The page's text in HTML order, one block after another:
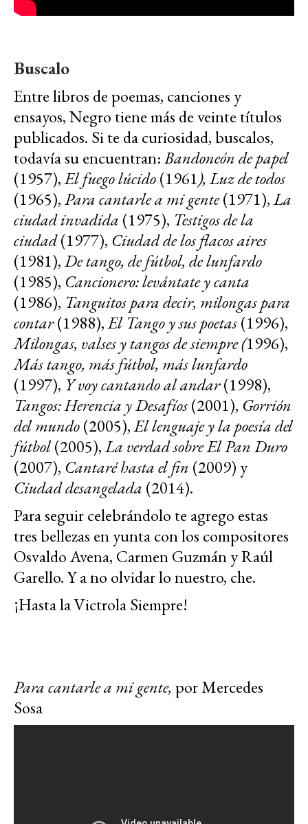
Buscalo
Entre libros de poemas, canciones y
ensayos, Negro tiene más de veinte títulos
publicados. Si te da curiosidad, buscalos,
todavía su encuentran:Bandoneón de papel
(1957),El fuego lúcido(1961),Luz de todos
(1965),Para cantarle a mi gente(1971),La
ciudad invadida (1975), Testigos de la
ciudad(1977), Ciudad de los flacos aires
(1981),De tango, de fútbol, de lunfardo
(1985), Cancionero: levántate y canta
(1986), Tanguitos para decir, milongas para
contar(1988),El Tango y sus poetas(1996),
Milongas, valses y tangos de siempre (1996),
Más tango, más fútbol, más lunfardo
(1997), Y voy cantando al andar(1998),
Tangos: Herencia y Desafíos(2001), Gorrión
del mundo(2005),El lenguaje y la poesía del
fútbol(2005),La verdad sobre El Pan Duro
(2007), Cantaré hasta el fin (2009) y
Ciudad desangelada (2014).
Para seguir celebrándolo te agrego estas
tres bellezas en yunta con los compositores
Osvaldo Avena, Carmen Guzmán y Raúl
Garello. Y a no olvidar lo nuestro, che.
¡Hasta la Victrola Siempre!
Para cantarle a mi gente, por Mercedes
Sosa